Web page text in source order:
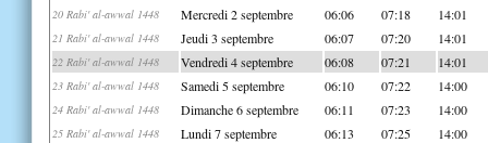
20 Rabi' al-awwal 1448 Mercredi 2 septembre 06:06 07:18 14:01
21 Rabi' al-awwal 1448 Jeudi 3 septembre 06:07 07:20 14:01
22 Rabi' al-awwal 1448 Vendredi 4 septembre 06:08 07:21 14:01
23 Rabi' al-awwal 1448 Samedi 5 septembre 06:10 07:22 14:00
24 Rabi' al-awwal 1448 Dimanche 6 septembre 06:11 07:23 14:00
25 Rabi' al-awwal 1448 Lundi 7 septembre 06:13 07:25 14:00